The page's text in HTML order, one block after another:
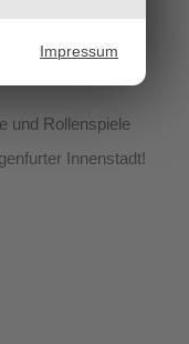
Impressum
und Rollenspiele
Innenstadt!